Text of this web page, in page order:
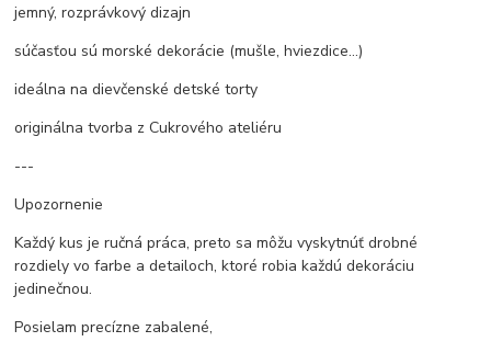
jemný, rozprávkový dizajn
súčasťou sú morské dekorácie (mušle, hviezdice…)
ideálna na dievčenské detské torty
originálna tvorba z Cukrového ateliéru
---
Upozornenie
Každý kus je ručná práca, preto sa môžu vyskytnúť drobné
rozdiely vo farbe a detailoch, ktoré robia každú dekoráciu
jedinečnou.
Posielam precízne zabalené,